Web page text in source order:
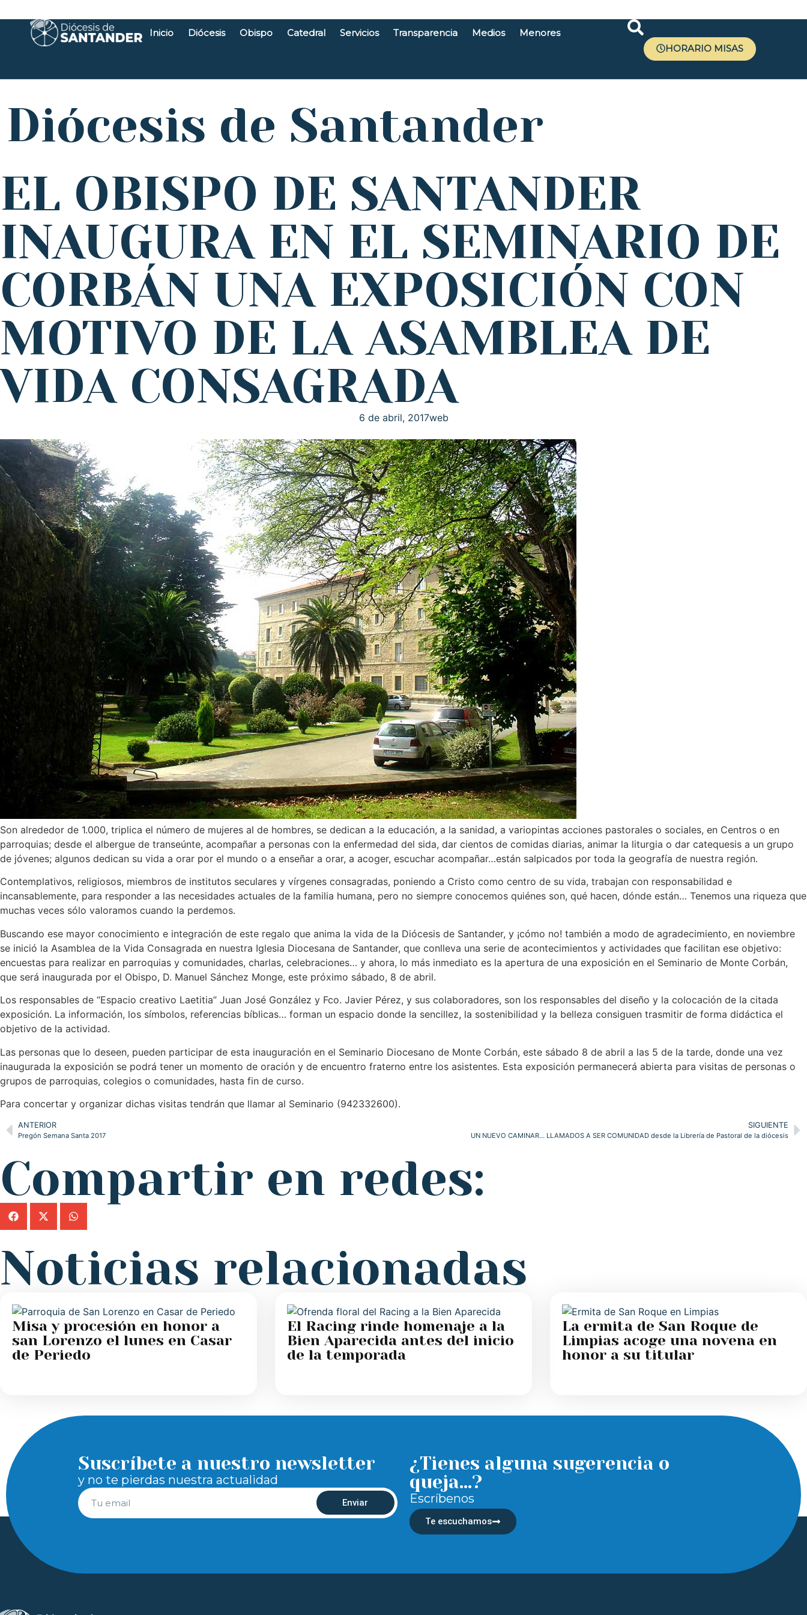
Inicio Diócesis Obispo Catedral Servicios Transparencia Medios
Menores
HORARIO MISAS
Diócesis de Santander
EL OBISPO DE SANTANDER
INAUGURA EN EL SEMINARIO DE
CORBÁN UNA EXPOSICIÓN CON
MOTIVO DE LA ASAMBLEA DE
VIDA CONSAGRADA
6 de abril, 2017web
Son alrededor de 1.000, triplica el número de mujeres al de hombres, se dedican a la educación, a la sanidad, a variopintas acciones pastorales o sociales, en Centros o en
parroquias; desde el albergue de transeúnte, acompañar a personas con la enfermedad del sida, dar cientos de comidas diarias, animar la liturgia o dar catequesis a un grupo
de jóvenes; algunos dedican su vida a orar por el mundo o a enseñar a orar, a acoger, escuchar acompañar…están salpicados por toda la geografía de nuestra región.
Contemplativos, religiosos, miembros de institutos seculares y vírgenes consagradas, poniendo a Cristo como centro de su vida, trabajan con responsabilidad e
incansablemente, para responder a las necesidades actuales de la familia humana, pero no siempre conocemos quiénes son, qué hacen, dónde están… Tenemos una riqueza que
muchas veces sólo valoramos cuando la perdemos.
Buscando ese mayor conocimiento e integración de este regalo que anima la vida de la Diócesis de Santander, y ¡cómo no! también a modo de agradecimiento, en noviembre
se inició la Asamblea de la Vida Consagrada en nuestra Iglesia Diocesana de Santander, que conlleva una serie de acontecimientos y actividades que facilitan ese objetivo:
encuestas para realizar en parroquias y comunidades, charlas, celebraciones… y ahora, lo más inmediato es la apertura de una exposición en el Seminario de Monte Corbán,
que será inaugurada por el Obispo, D. Manuel Sánchez Monge, este próximo sábado, 8 de abril.
Los responsables de “Espacio creativo Laetitia” Juan José González y Fco. Javier Pérez, y sus colaboradores, son los responsables del diseño y la colocación de la citada
exposición. La información, los símbolos, referencias bíblicas… forman un espacio donde la sencillez, la sostenibilidad y la belleza consiguen trasmitir de forma didáctica el
objetivo de la actividad.
Las personas que lo deseen, pueden participar de esta inauguración en el Seminario Diocesano de Monte Corbán, este sábado 8 de abril a las 5 de la tarde, donde una vez
inaugurada la exposición se podrá tener un momento de oración y de encuentro fraterno entre los asistentes. Esta exposición permanecerá abierta para visitas de personas o
grupos de parroquias, colegios o comunidades, hasta fin de curso.
Para concertar y organizar dichas visitas tendrán que llamar al Seminario (942332600).
ANTERIOR
Pregón Semana Santa 2017
SIGUIENTE
UN NUEVO CAMINAR… LLAMADOS A SER COMUNIDAD desde la Librería de Pastoral de la diócesis
Compartir en redes:
Noticias relacionadas
Misa y procesión en honor a
san Lorenzo el lunes en Casar
de Periedo
El Racing rinde homenaje a la
Bien Aparecida antes del inicio
de la temporada
La ermita de San Roque de
Limpias acoge una novena en
honor a su titular
Suscríbete a nuestro newsletter
y no te pierdas nuestra actualidad
Enviar
¿Tienes alguna sugerencia o
queja...?
Escríbenos
Te escuchamos